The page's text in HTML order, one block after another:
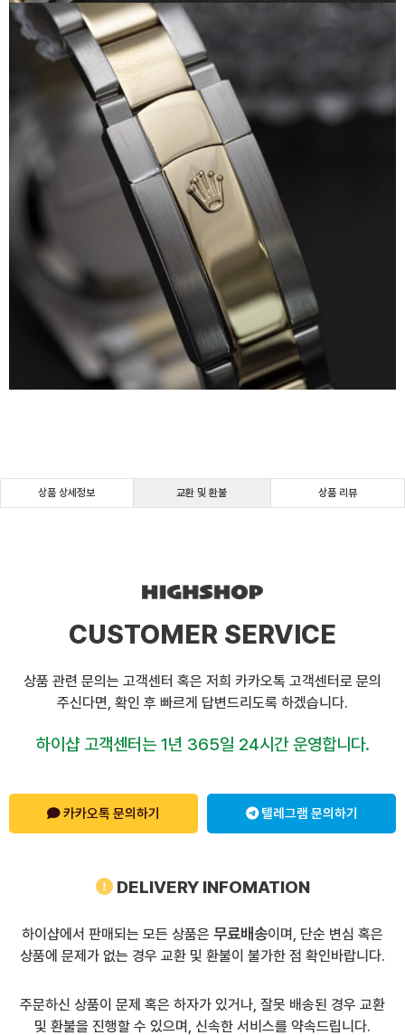
상품 상세정보 교환 및 환불 상품 리뷰
CUSTOMER SERVICE
상품 관련 문의는 고객센터 혹은 저희 카카오톡 고객센터로 문의
주신다면, 확인 후 빠르게 답변드리도록 하겠습니다.
하이샵 고객센터는 1년 365일 24시간 운영합니다.
카카오톡 문의하기 텔레그램 문의하기
DELIVERY INFOMATION
하이샵에서 판매되는 모든 상품은 무료배송이며, 단순 변심 혹은
상품에 문제가 없는 경우 교환 및 환불이 불가한 점 확인바랍니다.
주문하신 상품이 문제 혹은 하자가 있거나, 잘못 배송된 경우 교환
및 환불을 진행할 수 있으며, 신속한 서비스를 약속드립니다.